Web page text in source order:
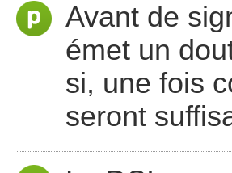
Avant de
émet un
si, une fois
seront